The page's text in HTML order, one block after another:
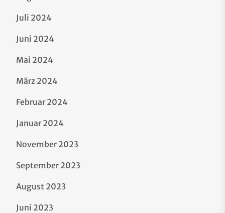
Juli 2024
Juni 2024
Mai 2024
März 2024
Februar 2024
Januar 2024
November 2023
September 2023
August 2023
Juni 2023